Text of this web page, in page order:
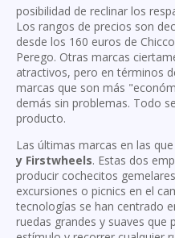
posibilidad de reclinar los
Los rangos de precios son
desde los 160 euros de
Perego. Otras marcas
atractivos, pero en términos
marcas que son más
demás sin problemas. Todo
producto.
Las últimas marcas en las
y Firstwheels. Estas dos
producir cochecitos gemelares
excursiones o picnics en el
tecnologías se han centrado
ruedas grandes y suaves que